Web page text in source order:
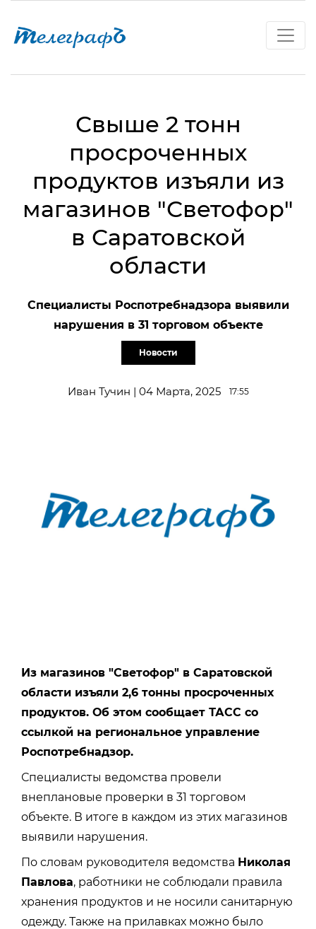
Свыше 2 тонн
просроченных
продуктов изъяли из
магазинов "Светофор"
в Саратовской
области
Специалисты Роспотребнадзора выявили
нарушения в 31 торговом объекте
Новости
Иван Тучин | 04 Марта, 2025 17:55
Из магазинов "Светофор" в Саратовской
области изъяли 2,6 тонны просроченных
продуктов. Об этом сообщает ТАСС со
ссылкой на региональное управление
Роспотребнадзор.
Специалисты ведомства провели
внеплановые проверки в 31 торговом
объекте. В итоге в каждом из этих магазинов
выявили нарушения.
По словам руководителя ведомства Николая
Павлова, работники не соблюдали правила
хранения продуктов и не носили санитарную
одежду. Также на прилавках можно было